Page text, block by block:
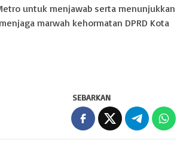
untuk menjawab serta menunjukkan
marwah kehormatan DPRD Kota
SEBARKAN